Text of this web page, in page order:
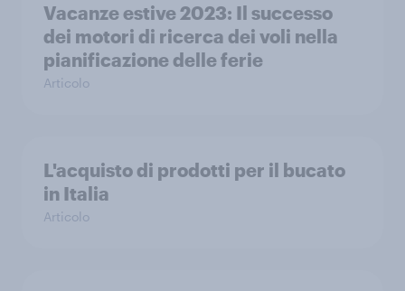
Vacanze estive 2023: Il successo
dei motori di ricerca dei voli nella
pianificazione delle ferie
Articolo
L'acquisto di prodotti per il bucato
in Italia
Articolo